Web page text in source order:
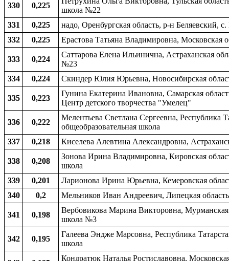
330 0,225
школа №22
331
0,225
надо, Оренбургская область, р-н Беляевский,
332
0,225 Ерастова Татьяна Владимировна, Московская
333 0,224
Саттарова Елена Ильинична, Астраханская
№23
334
0,224 Скиндер Юлия Юрьевна, Новосибирская
335 0,223
Гунина Екатерина Ивановна, Самарская
Центр детского творчества "Умелец"
336 0,222
Мелентьева Светлана Сергеевна, Республика
общеобразовательная школа
337
0,218 Киселева Алевтина Александровна,
338 0,208
Зонова Ирина Владимировна, Кировская
школа
339
0,201
Ларионова Ирина Юрьевна, Кемеровская
340
0,2 Мельников Иван Андреевич, Липецкая
341 0,198
Вербовикова Марина Викторовна, Мурманская
школа №3
342 0,195
Галеева Эндже Марсовна, Республика
школа
Кондратюк Наталья Ростиславовна,